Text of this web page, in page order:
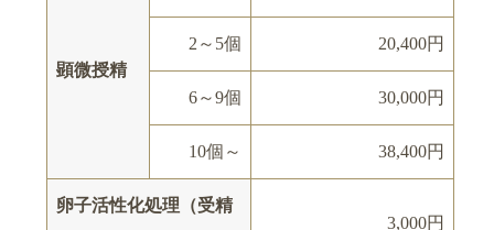
顕微授精
2～5個 20,400円
6～9個 30,000円
10個～ 38,400円
卵子活性化処理（受精
3,000円